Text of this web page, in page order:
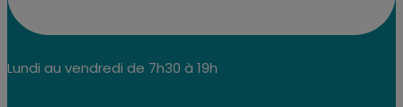
Lundi au vendredi de 7h30 à 19h